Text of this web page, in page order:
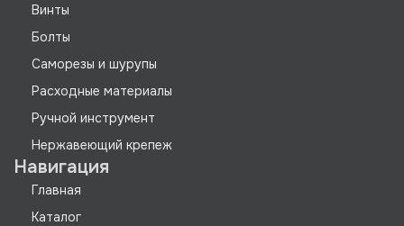
Винты
Болты
Саморезы и шурупы
Расходные материалы
Ручной инструмент
Нержавеющий крепеж
Навигация
Главная
Каталог